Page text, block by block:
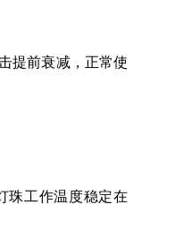
提前衰减，正常使
珠工作温度稳定在